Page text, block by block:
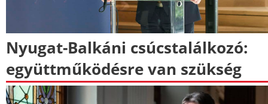
Nyugat-Balkáni csúcstalálkozó:
együttműködésre van szükség